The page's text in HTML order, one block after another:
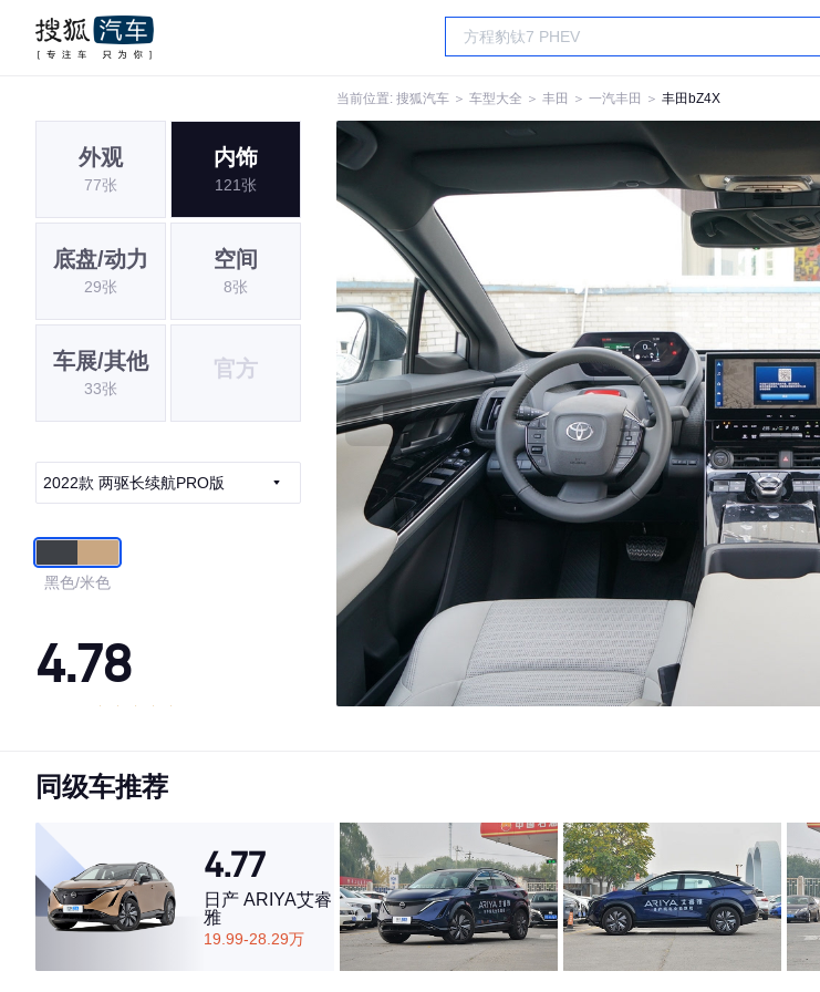
当前位置: 搜狐汽车 ＞ 车型大全 ＞ 丰田 ＞ 一汽丰田 ＞ 丰田bZ4X
外观
77张
内饰
121张
底盘/动力
29张
空间
8张
车展/其他
33张
官方
2022款 两驱长续航PRO版
黑色/米色
4.78
·内饰表现一般，低于56%同级车
·空间表现较为优秀，优于75%同级车
同级车推荐
4.77
日产 ARIYA艾睿
雅
19.99-28.29万